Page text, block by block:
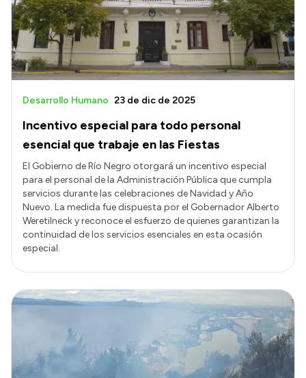
Historia
Geografía
Invertí en Río Negro
Transparencia
Presupuesto
Boletín Oficial
Compras y licitaciones
Consulta de expedientes
Consulta de pago a proveedores
Intranet
Incentivo especial para todo personal
esencial que trabaje en las Fiestas
Desarrollo Humano 23 de dic de 2025
El Gobierno de Río Negro otorgará un incentivo especial
para el personal de la Administración Pública que cumpla
servicios durante las celebraciones de Navidad y Año
Nuevo. La medida fue dispuesta por el Gobernador Alberto
Weretilneck y reconoce el esfuerzo de quienes garantizan la
continuidad de los servicios esenciales en esta ocasión
especial.